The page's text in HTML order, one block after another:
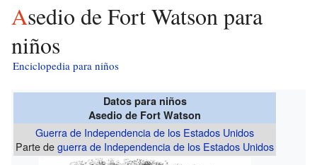
Asedio de Fort Watson para
niños
Enciclopedia para niños
Datos para niños
Asedio de Fort Watson
Guerra de Independencia de los Estados Unidos
Parte deguerra de Independencia de los Estados Unidos